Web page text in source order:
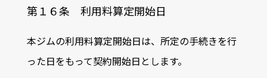
第１６条 利用料算定開始日
本ジムの利用料算定開始日は、所定の手続きを行
った日をもって契約開始日とします。